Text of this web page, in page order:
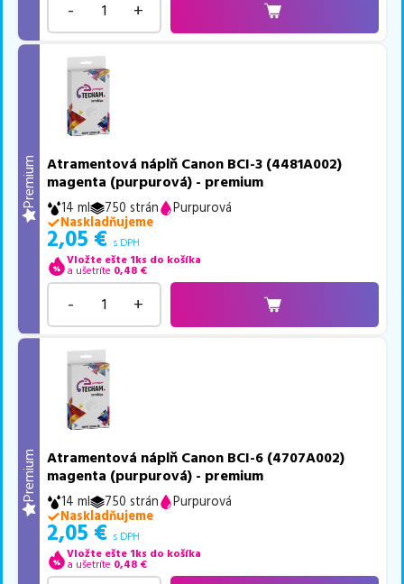
- +
Premium
Atramentová náplň Canon BCI-3 (4481A002)
magenta (purpurová) - premium
14 ml 750 strán
Purpurová
Naskladňujeme
2,05 € s DPH
Vložte ešte 1ks do košíka
a ušetríte 0,48 €
- +
Premium
Atramentová náplň Canon BCI-6 (4707A002)
magenta (purpurová) - premium
14 ml 750 strán
Purpurová
Naskladňujeme
2,05 € s DPH
Vložte ešte 1ks do košíka
a ušetríte 0,48 €